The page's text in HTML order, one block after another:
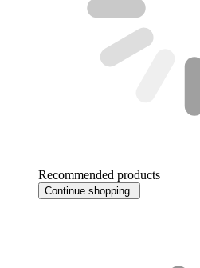
Recommended products
Continue shopping